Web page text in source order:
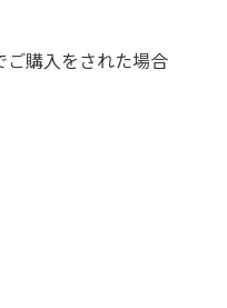
ご購入をされた場合